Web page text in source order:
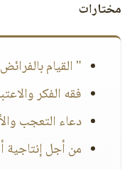
مختارات
" القيام
فقه الفكر
دعاء التعجب
من أجل